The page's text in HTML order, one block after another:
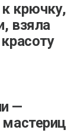
крючку,
взяла
—